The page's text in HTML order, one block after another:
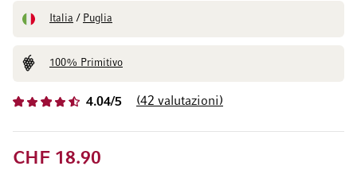
4.04/5 42 valutazioni
Italia / Puglia
100% Primitivo
CHF 18.90